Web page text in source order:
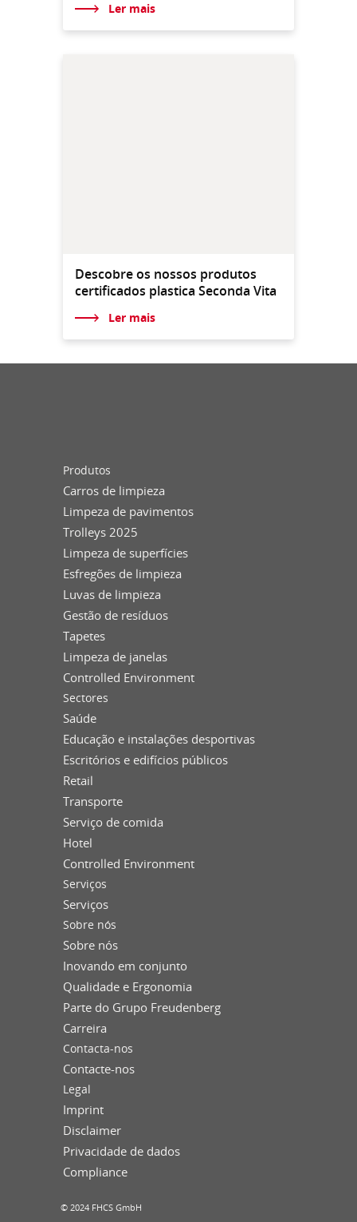
Ler mais
Descobre os nossos produtos
certificados plastica Seconda Vita
Ler mais
Produtos
Carros de limpieza
Limpeza de pavimentos
Trolleys 2025
Limpeza de superfícies
Esfregões de limpieza
Luvas de limpieza
Gestão de resíduos
Tapetes
Limpeza de janelas
Controlled Environment
Sectores
Saúde
Educação e instalações desportivas
Escritórios e edifícios públicos
Retail
Transporte
Serviço de comida
Hotel
Controlled Environment
Serviços
Serviços
Sobre nós
Sobre nós
Inovando em conjunto
Qualidade e Ergonomia
Parte do Grupo Freudenberg
Carreira
Contacta-nos
Contacte-nos
Legal
Imprint
Disclaimer
Privacidade de dados
Compliance
© 2024 FHCS GmbH